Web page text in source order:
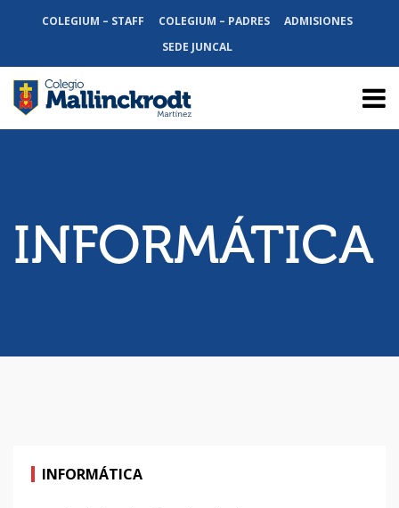
COLEGIUM – STAFF COLEGIUM – PADRES
ADMISIONES
SEDE JUNCAL
INFORMÁTICA
INFORMÁTICA